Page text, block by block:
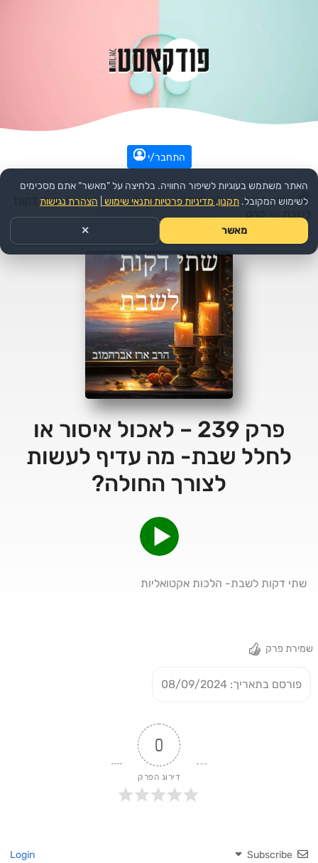
התחבר/י
עמוד הבית >> דת ורוחני >> יהדות >>הפודקאסט: שתי דקות
פרק 239 – לאכול איסור או
לחלל שבת- מה עדיף לעשות
לצורך החולה?
שתי דקות לשבת- הלכות אקטואליות
שמירת פרק
פורסם בתאריך: 08/09/2024
0
דירוג הפרק
Subscribe
האתר משתמש בעוגיות לשיפור החוויה. בלחיצה על "מאשר" אתם מסכימים
לשימוש המקובל. תקנון, מדיניות פרטיות ותנאי שימוש הצהרת נגישות
מאשר ✕